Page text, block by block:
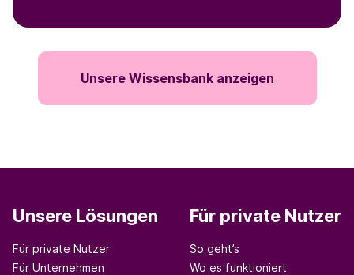
vielseitigen digitalen Lösungen für die Bezahlung
für die Fahrzeugflotte und die Verwaltung der
damit in Zusammenhang stehenden Ausgaben
mobile App zu bezahlen.
Unsere Wissensbank anzeigen
Unsere Lösungen
Für private Nutzer
Für Unternehmen
Für private Nutzer
So geht’s
Wo es funktioniert